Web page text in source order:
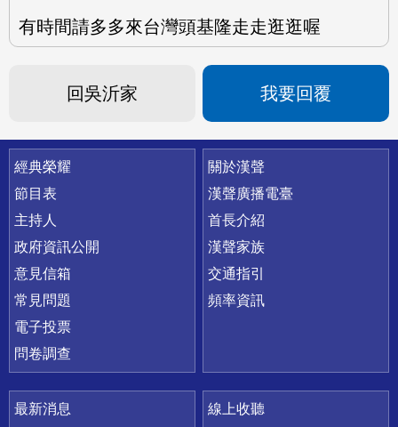
有時間請多多來台灣頭基隆走走逛逛喔
回吳沂家 我要回覆
快速連結
經典榮耀
節目表
主持人
政府資訊公開
意見信箱
常見問題
電子投票
問卷調查
關於漢聲
漢聲廣播電臺
首長介紹
漢聲家族
交通指引
頻率資訊
最新消息
線上收聽